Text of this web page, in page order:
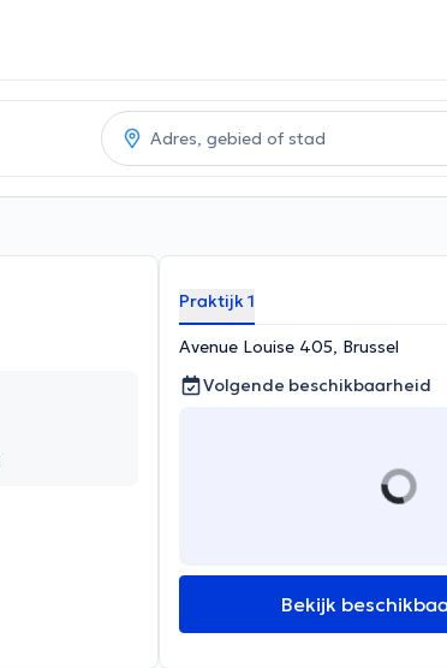
Praktijk 1
Avenue Louise 405, Brussel
Volgende beschikbaarheid
Bekijk